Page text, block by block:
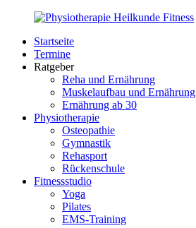
Zurück
Inhalt
PhysioMed-
Fit.de
Gesundheit
Startseite
Termine
Ratgeber
Reha und Ernährung
Muskelaufbau und Ernährung
Ernährung ab 30
Physiotherapie
Osteopathie
Gymnastik
Rehasport
Rückenschule
Fitnessstudio
Yoga
Pilates
EMS-Training